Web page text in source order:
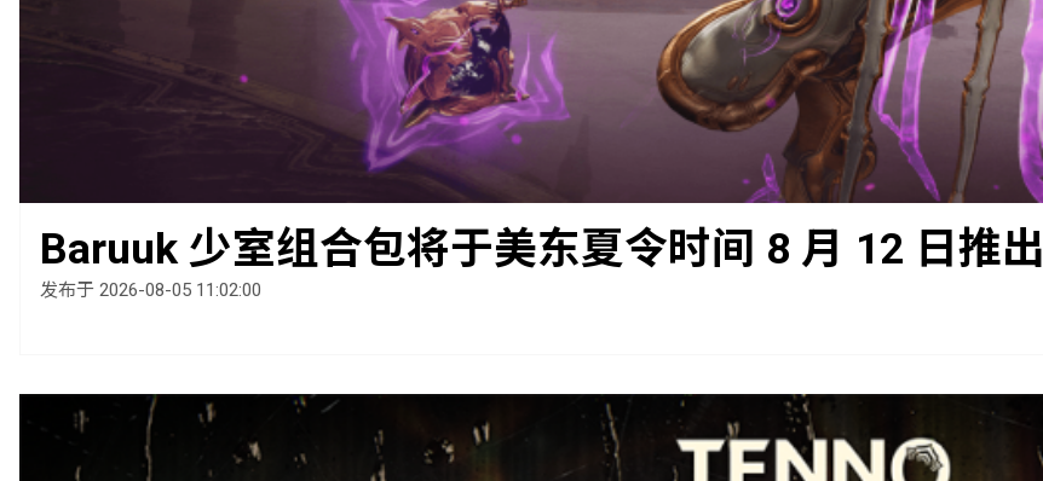
Baruuk 少室组合包将于美东夏令时间 8 月 12 日推出
发布于 2026-08-05 11:02:00